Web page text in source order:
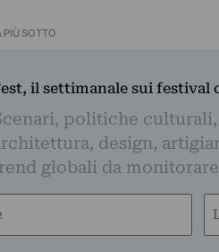
SOTTO
il settimanale sui festival
politiche
design,
globali da